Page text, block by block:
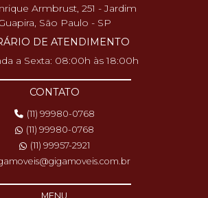
Armbrust, 251 - Jardim
São Paulo - SP
DE ATENDIMENTO
a Sexta: 08:00h às 18:00h
CONTATO
(11) 99980-0768
(11) 99980-0768
(11) 99957-2921
MENU